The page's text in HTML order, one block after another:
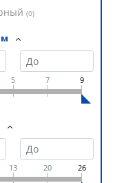
(0)
5 7 9
13 20 26